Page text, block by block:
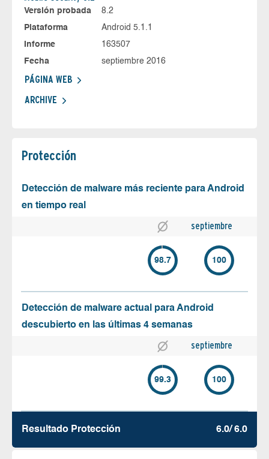
Versión probada
8.2
Plataforma
Android 5.1.1
Informe
163507
Fecha
septiembre 2016
PÁGINA WEB
ARCHIVE
Protección
Detección de malware más reciente para Android
en tiempo real
septiembre
98.7 100
Detección de malware actual para Android
descubierto en las últimas 4 semanas
septiembre
99.3 100
Resultado Protección 6.0/ 6.0